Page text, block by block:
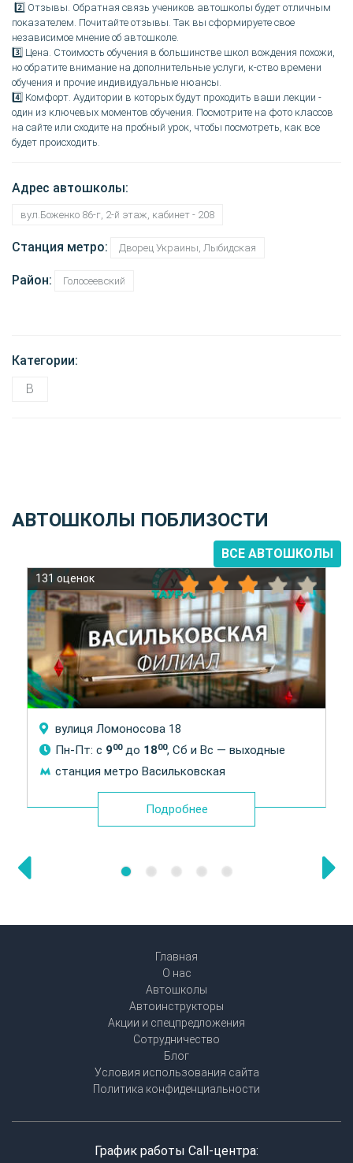
2️⃣ Отзывы. Обратная связь учеников автошколы будет отличным
показателем. Почитайте отзывы. Так вы сформируете свое
независимое мнение об автошколе.
3️⃣ Цена. Стоимость обучения в большинстве школ вождения похожи,
но обратите внимание на дополнительные услуги, к-ство времени
обучения и прочие индивидуальные нюансы.
4️⃣ Комфорт. Аудитории в которых будут проходить ваши лекции -
один из ключевых моментов обучения. Посмотрите на фото классов
на сайте или сходите на пробный урок, чтобы посмотреть, как все
будет происходить.
Адрес автошколы:
вул.Боженко 86-г, 2-й этаж, кабинет - 208
Станция метро: Дворец Украины, Лыбидская
Район: Голосеевский
Категории:
B
АВТОШКОЛЫ ПОБЛИЗОСТИ
ВСЕ АВТОШКОЛЫ
131 оценок
вулиця Ломоносова 18
Пн-Пт: с 900до 1800, Сб и Вс — выходные
станция метро Васильковская
Подробнее
Главная
О нас
Автошколы
Автоинструкторы
Акции и спецпредложения
Сотрудничество
Блог
Условия использования сайта
Политика конфиденциальности
График работы Call-центра: